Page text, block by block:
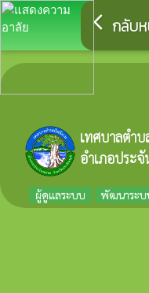
arrow_back_ios กลับ
เทศบาลตำบ
อำเภอประ
ผู้ดูแลระบบ พัฒนาระบ